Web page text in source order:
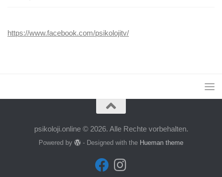
https://www.facebook.com/psikolojitv/
psikoloji.online © 2026. Alle Rechte vorbehalten.
Powered by - Designed with the Hueman theme